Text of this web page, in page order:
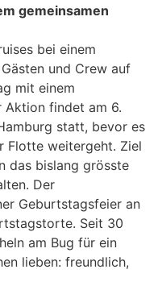
gemeinsamen
bei einem
und Crew auf
mit einem
Aktion findet am 6.
statt, bevor es
Flotte weitergeht. Ziel
das bislang grösste
Der
Geburtstagsfeier an
Seit 30
am Bug für ein
lieben: freundlich,